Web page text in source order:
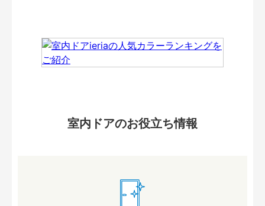
室内ドアのお役立ち情報